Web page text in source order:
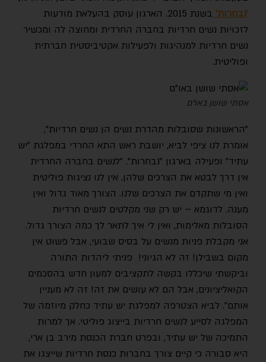
׳נבחרות׳
בשנת 2015. הארגון עוסק בהעלאת מודעות
לזכויות נשים חרדיות בחברה החרדית ומחוצה לה ומכשיר
נשים חרדיות למנהיגות ולפעילות אקטיביסטית חברתית
ופוליטית.
אסתי שושן באו"ם
"הראשונות שסובלות מהדרת נשים הן נשים חרדיות",
אומרת לנו ציפי לביא, יושבת ראש התא החרדי במפלגת "יש
עתיד" ופעילה בארגון "נבחרות". "לנשים בחברה החרדית
אין דרך לבטא את הצרכים שלהן. אין לנו נציגות פוליטית
ואין מי שתקדם את הצרכים שלנו. הצורך מאוד גדול ואין
מענה. לדוגמא – יש רק שני מקלטים לנשים חרדיות
הסובלות מאלימות, ואין לי איך לתאר לך כמה הצורך גדול.
אני מקבלת פניות מנשים על בסיס שבועי, אבל פשוט אין
מקום בשבילן! זה לא הגיוני! פניתי ליהדות התורה
וביקשתי שיכללו בקשה לתקציבים למעון חדש בהסכמים
הקואליציונים, אבל הם לא עושים את זה! זה לא מעניין
אותם". לביא הצטרפה למפלגת יש עתיד כחלק מיוזמה של
המפלגה לסייע לנשים חרדיות בייצוג פוליטי. אך למרות
התמיכה של יש עתיד, ובפרט חברת הכנסת מירב בן ארי,
היא סבורה כי קיים צורך בחברות כנסת חרדיות שייצגו את